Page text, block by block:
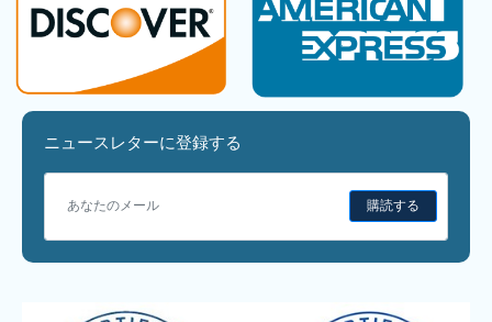
ニュースレターに登録する
購読する